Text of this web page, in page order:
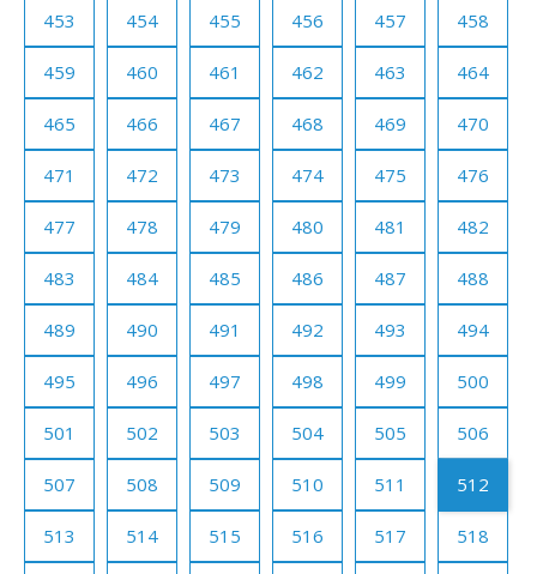
453 454 455 456 457 458
459 460 461 462 463 464
465 466 467 468 469 470
471 472 473 474 475 476
477 478 479 480 481 482
483 484 485 486 487 488
489 490 491 492 493 494
495 496 497 498 499 500
501 502 503 504 505 506
507 508 509 510 511 512
513 514 515 516 517 518